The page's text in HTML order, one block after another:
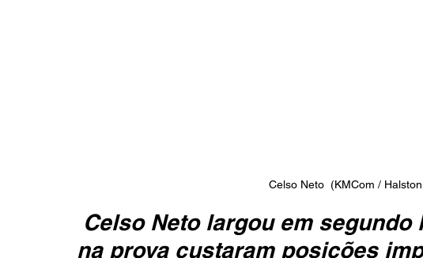
Celso Neto  (KMCom /
Celso Neto largou em
na prova custaram posições